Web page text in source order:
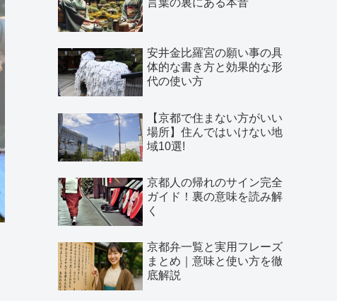
安井金比羅宮の願い事の具
体的な書き方と効果的な形
代の使い方
【京都で住まない方がいい
場所】住んではいけない地
域10選!
京都人の帰れのサイン完全
ガイド！裏の意味を読み解
く
京都弁一覧と実用フレーズ
まとめ｜意味と使い方を徹
底解説